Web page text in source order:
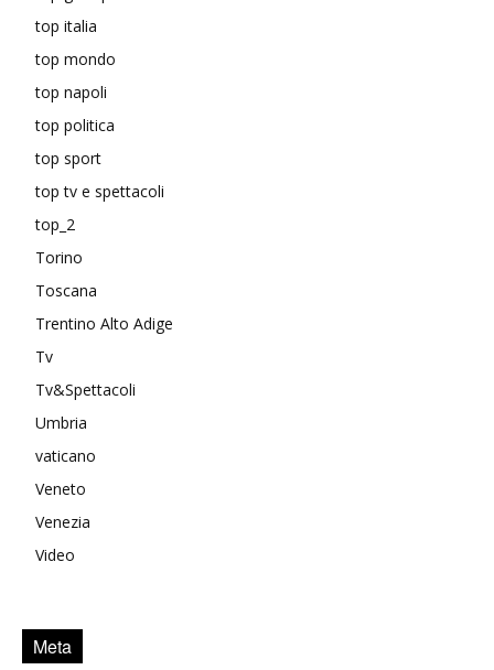
top italia
top mondo
top napoli
top politica
top sport
top tv e spettacoli
top_2
Torino
Toscana
Trentino Alto Adige
Tv
Tv&Spettacoli
Umbria
vaticano
Veneto
Venezia
Video
Meta